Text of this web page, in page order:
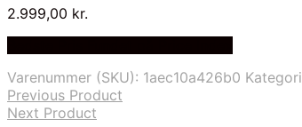
2.999,00 kr.
Varenummer (SKU): 1aec10a426b0
Previous Product
Next Product